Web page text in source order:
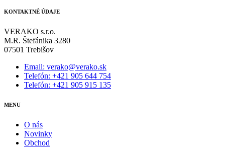
KONTAKTNÉ ÚDAJE
VERAKO s.r.o.
M.R. Štefánika 3280
07501 Trebišov
Email: verako@verako.sk
Telefón: +421 905 644 754
Telefón: +421 905 915 135
MENU
O nás
Novinky
Obchod